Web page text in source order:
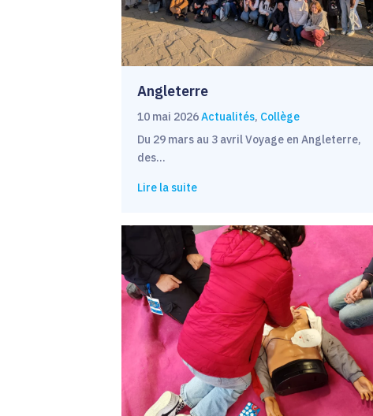
Angleterre
10 mai 2026Actualités, Collège
Du 29 mars au 3 avril Voyage en Angleterre,
des…
Lire la suite